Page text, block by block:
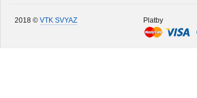
2018 © VTK SVYAZ Platby